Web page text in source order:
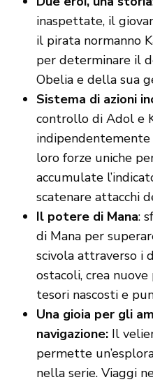
inaspettate, il
il pirata normanno
per determinare il
Obelia e della sua
Sistema di azioni
controllo di Adol e
indipendentemente
loro forze uniche
accumulate
scatenare attacchi
Il potere di Mana:
di Mana per
scivola attraverso i
ostacoli, crea
tesori nascosti e
Una gioia per gli
navigazione: Il
permette
nella serie. Viaggi